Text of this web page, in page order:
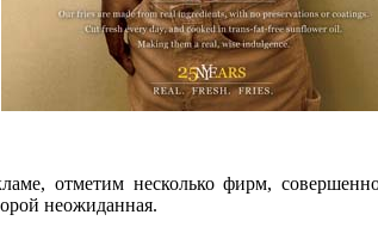
отметим несколько фирм,
неожиданная.